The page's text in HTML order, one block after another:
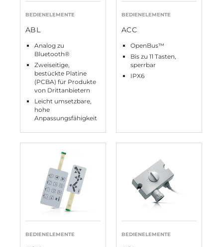
BEDIENELEMENTE
ABL
Analog zu
Bluetooth®
Zweiseitige,
bestückte Platine
(PCBA) für Produkte
von Drittanbietern
Leicht umsetzbare,
hohe
Anpassungsfähigkeit
BEDIENELEMENTE
ACC
OpenBus™
Bis zu 11 Tasten,
sperrbar
IPX6
BEDIENELEMENTE BEDIENELEMENTE